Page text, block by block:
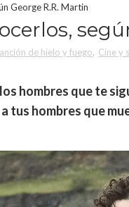
George R.R. Martin
de hielo y fuego, Cine y
hombres que te
a tus hombres que